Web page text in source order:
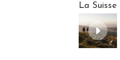
La